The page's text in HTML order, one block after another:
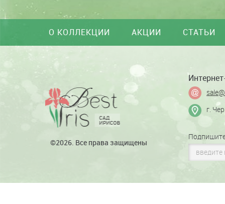
О КОЛЛЕКЦИИ АКЦИИ СТАТЬИ
©2026. Все права защищены
г.